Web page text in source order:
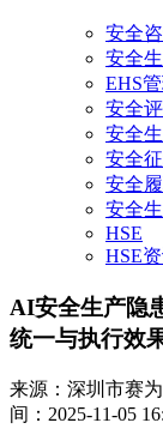
安全
安全
EHS
安全
安全
安全
安全
安全
HSE
HSE
AI安全生产隐
统一与执行效
来源：深圳市赛
间：2025-11-05